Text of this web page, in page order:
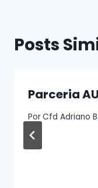
Posts
Parceria
PorCfd Adriano